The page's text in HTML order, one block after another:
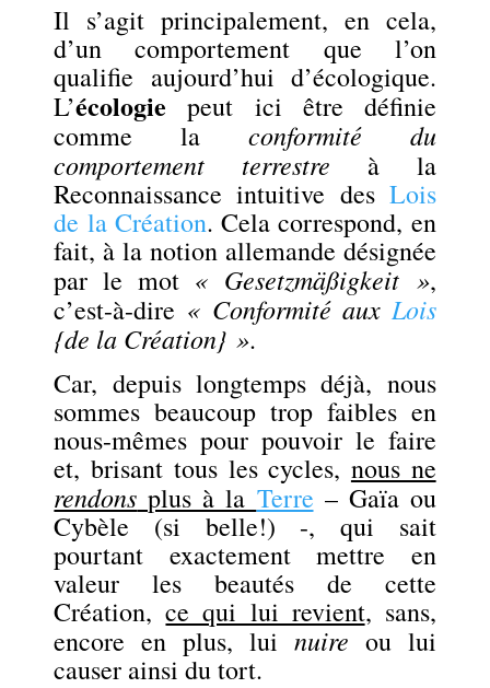
Il s’agit principalement, en cela,
d’un comportement que l’on
qualifie aujourd’hui d’écologique.
L’écologie peut ici être définie
comme la conformité du
comportement terrestre à la
Reconnaissance intuitive des Lois
de la Création. Cela correspond, en
fait, à la notion allemande désignée
par le mot « Gesetzmäßigkeit »,
c’est-à-dire « Conformité aux Lois
{de la Création} ».
Car, depuis longtemps déjà, nous
sommes beaucoup trop faibles en
nous-mêmes pour pouvoir le faire
et, brisant tous les cycles, nous ne
rendons plus à la Terre – Gaïa ou
Cybèle (si belle!) -, qui sait
pourtant exactement mettre en
valeur les beautés de cette
Création,ce qui lui revient, sans,
encore en plus, lui nuire ou lui
causer ainsi du tort.